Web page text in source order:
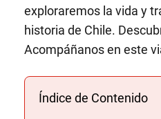
exploraremos la vida y
historia de Chile.
Acompáñanos en este
Índice de Contenido